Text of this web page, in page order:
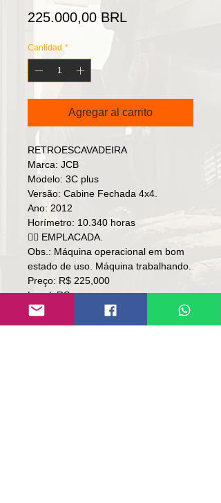
225.000,00 BRL
Cantidad *
Agregar al carrito
RETROESCAVADEIRA
Marca: JCB
Modelo: 3C plus
Versão: Cabine Fechada 4x4.
Ano: 2012
Horímetro: 10.340 horas
👉🏻 EMPLACADA.
Obs.: Máquina operacional em bom
estado de uso. Máquina trabalhando.
Preço: R$ 225,000
Local: RS.
👉🏻 SOMENTE ÀVISTA
👉🏻SEM TROCA